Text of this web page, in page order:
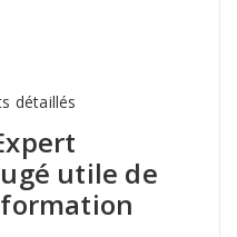
détaillés
utile de